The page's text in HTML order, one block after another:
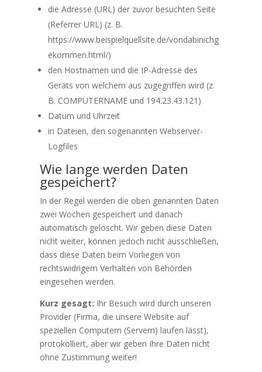
die Adresse (URL) der zuvor besuchten Seite
(Referrer URL) (z. B.
https://www.beispielquellsite.de/vondabinichg
ekommen.html/)
den Hostnamen und die IP-Adresse des
Geräts von welchem aus zugegriffen wird (z.
B. COMPUTERNAME und 194.23.43.121)
Datum und Uhrzeit
in Dateien, den sogenannten Webserver-
Logfiles
Wie lange werden Daten
gespeichert?
In der Regel werden die oben genannten Daten
zwei Wochen gespeichert und danach
automatisch gelöscht. Wir geben diese Daten
nicht weiter, können jedoch nicht ausschließen,
dass diese Daten beim Vorliegen von
rechtswidrigem Verhalten von Behörden
eingesehen werden.
Kurz gesagt: Ihr Besuch wird durch unseren
Provider (Firma, die unsere Website auf
speziellen Computern (Servern) laufen lässt),
protokolliert, aber wir geben Ihre Daten nicht
ohne Zustimmung weiter!